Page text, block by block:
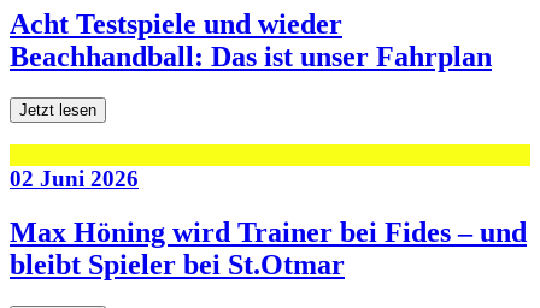
Acht Testspiele und wieder
Beachhandball: Das ist unser Fahrplan
Jetzt lesen
02 Juni 2026
Max Höning wird Trainer bei Fides – und
bleibt Spieler bei St.Otmar